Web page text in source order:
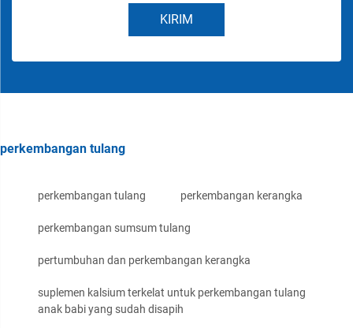
KIRIM
perkembangan tulang
perkembangan tulang perkembangan kerangka
perkembangan sumsum tulang
pertumbuhan dan perkembangan kerangka
suplemen kalsium terkelat untuk perkembangan tulang
anak babi yang sudah disapih